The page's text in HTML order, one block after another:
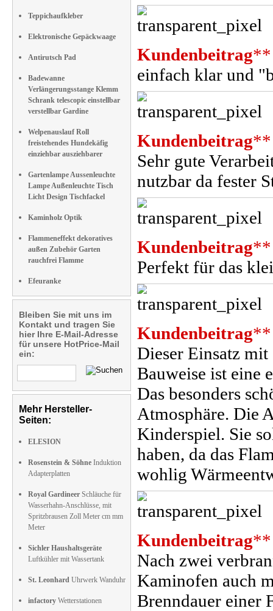
Teppichaufkleber
Elektronische Gepäckwaage
Antirutsch Pad
Badewanne
Verlängerungsstange Klemm
Schrank telescopic einstellbar
verstellbar Gardine
Welpenauslauf Roll
freistehendes Hundekäfig
einziehbar ausziehbarer
Gartenlampe Aussenleuchte
Lampe Außenleuchte Tisch
Licht Design Tischfackel
Kaminholz Optik
Flammeneffekt dekoratives
außen Zubehör Garten
rauchfrei Flamme
Efeuranke
Bleiben Sie mit uns im
Kontakt und tragen Sie
hier Ihre E-Mail-Adresse
für unsere HotPrice-Mail
ein:
Mehr Hersteller-
Seiten:
ELESION
Rosenstein & Söhne Induktion
Adapterplatten
Royal Gardineer Schläuche für
Wasserhahn-Anschlüsse, mit
Spritzbrausen Zoll Meter cm mm
Meter
Sichler Haushaltsgeräte
Luftkühler mit Wassertank
St. Leonhard Uhrwerk Wanduhr
infactory Wetterstationen
Kundenbeitrag**
einfach klar und
Kundenbeitrag**
Sehr gute
nutzbar da fester
Kundenbeitrag**
Perfekt für das
Kundenbeitrag**
Dieser Einsatz
Bauweise ist eine
Das besonders
Atmosphäre. Die
Kinderspiel. Sie
haben, da das
wohlig
Kundenbeitrag**
Nach zwei
Kaminofen auch
Brenndauer einer